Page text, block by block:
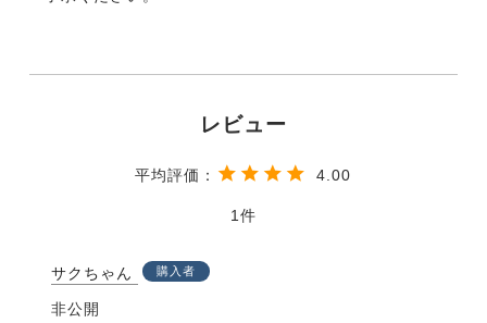
4.00
1
サクちゃん 購入者
非公開